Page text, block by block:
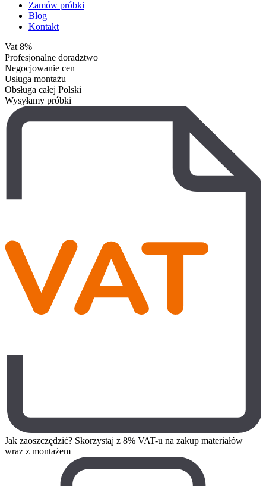
Zamów próbki
Blog
Kontakt
Vat 8%
Profesjonalne doradztwo
Negocjowanie cen
Usługa montażu
Obsługa całej Polski
Wysyłamy próbki
Jak zaoszczędzić? Skorzystaj z 8% VAT-u na zakup materiałów
wraz z montażem